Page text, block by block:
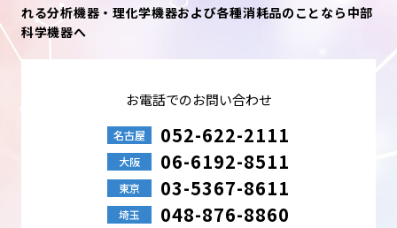
個人情報の利用目的について
中部科学機器では、あらかじめご本人の同意を得た場合、および法令
により例外とされる場合を除き、下記目的の範囲内でのみ個人情報を
●ご依頼事項の対応、または業務上のご連絡
●その他、事前にご同意を頂いた目的事項
個人情報の安全管理
中部科学機器は、個人情報への不正アクセス・紛失・破損・改ざん・
漏えいなどを防止するため、セキュリティシステムの維持・管理体制
の整備・従業員教育の徹底などの必要な措置を行い個人情報の管理を
れる分析機器・理化学機器および各種消耗品のことなら中部
科学機器へ
お電話でのお問い合わせ
名古屋 052-622-2111
大阪 06-6192-8511
東京 03-5367-8611
埼玉 048-876-8860